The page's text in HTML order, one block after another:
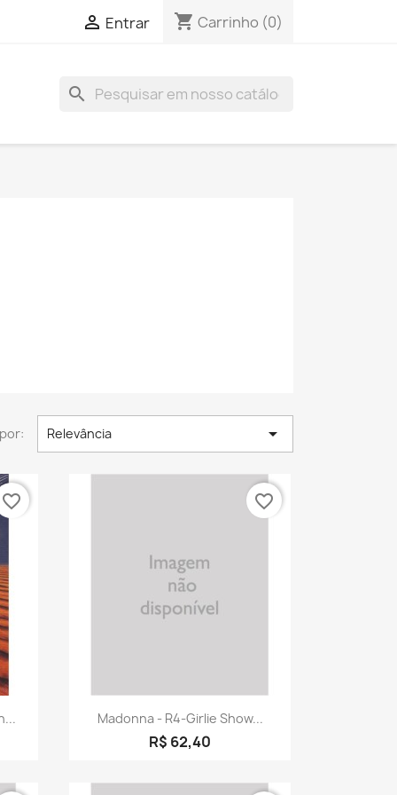
 Entrar shopping_cart Carrinho (0)
search
Relevância 
favorite_border
Visualização rápida
Madonna - R4-Girlie Show...
R$ 62,40
favorite_border